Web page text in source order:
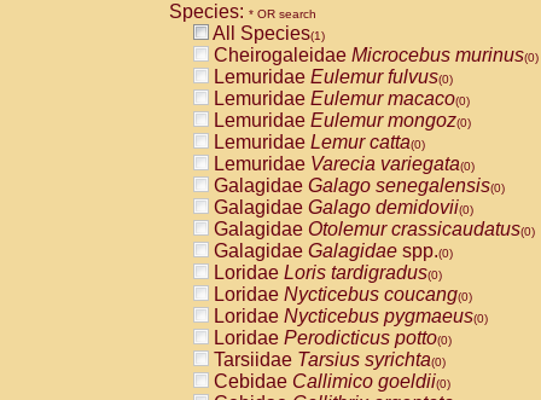
Species: * OR search
All Species(1)
Cheirogaleidae Microcebus murinus(0)
Lemuridae Eulemur fulvus(0)
Lemuridae Eulemur macaco(0)
Lemuridae Eulemur mongoz(0)
Lemuridae Lemur catta(0)
Lemuridae Varecia variegata(0)
Galagidae Galago senegalensis(0)
Galagidae Galago demidovii(0)
Galagidae Otolemur crassicaudatus(0)
Galagidae Galagidae spp.(0)
Loridae Loris tardigradus(0)
Loridae Nycticebus coucang(0)
Loridae Nycticebus pygmaeus(0)
Loridae Perodicticus potto(0)
Tarsiidae Tarsius syrichta(0)
Cebidae Callimico goeldii(0)